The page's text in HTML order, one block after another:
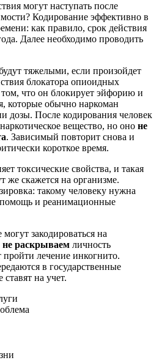
могут наступать после
Кодирование эффективно в
как правило, срок действия
Далее необходимо проводить
тяжелыми, если произойдет
блокатора опиоидных
том, что он блокирует эйфорию и
которые обычно наркоман
дозы. После кодирования человек
вещество, но оно не
. Зависимый повторит снова и
короткое время.
токсические свойства, и такая
же скажется на организме.
такому человеку нужна
и реанимационные
закодироваться на
не раскрываем личность
лечение инкогнито.
в государственные
на учет.